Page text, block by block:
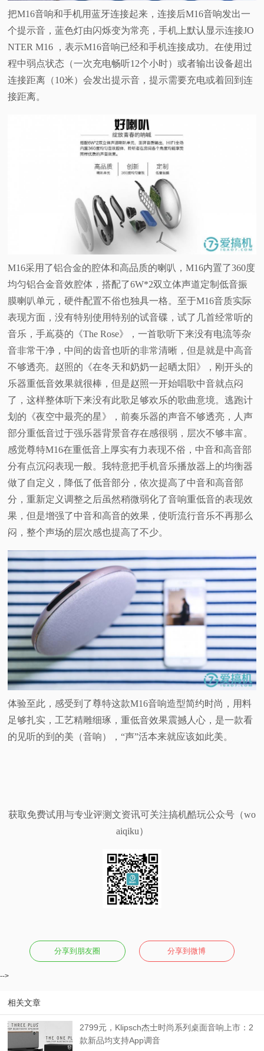
把M16音响和手机用蓝牙连接起来，连接后M16音响发出一
个提示音，蓝色灯由闪烁变为常亮，手机上默认显示连接JO
NTER M16 ，表示M16音响已经和手机连接成功。在使用过
程中弱点状态（一次充电畅听12个小时）或者输出设备超出
连接距离（10米）会发出提示音，提示需要充电或着回到连
接距离。
M16采用了铝合金的腔体和高品质的喇叭，M16内置了360度
均匀铝合金音效腔体，搭配了6W*2双立体声道定制低音振
膜喇叭单元，硬件配置不俗也独具一格。至于M16音质实际
表现方面，没有特别使用特别的试音碟，试了几首经常听的
音乐，手嶌葵的《The Rose》，一首歌听下来没有电流等杂
音非常干净，中间的齿音也听的非常清晰，但是就是中高音
不够透亮。赵照的《在冬天和奶奶一起晒太阳》，刚开头的
乐器重低音效果就很棒，但是赵照一开始唱歌中音就点闷
了，这样整体听下来没有此歌足够欢乐的歌曲意境。逃跑计
划的《夜空中最亮的星》，前奏乐器的声音不够透亮，人声
部分重低音过于强乐器背景音存在感很弱，层次不够丰富。
感觉尊特M16在重低音上厚实有力表现不俗，中音和高音部
分有点沉闷表现一般。我特意把手机音乐播放器上的均衡器
做了自定义，降低了低音部分，依次提高了中音和高音部
分，重新定义调整之后虽然稍微弱化了音响重低音的表现效
果，但是增强了中音和高音的效果，使听流行音乐不再那么
闷，整个声场的层次感也提高了不少。
体验至此，感受到了尊特这款M16音响造型简约时尚，用料
足够扎实，工艺精雕细琢，重低音效果震撼人心，是一款看
的见听的到的美（音响），“声”活本来就应该如此美。
获取免费试用与专业评测文资讯可关注搞机酷玩公众号（wo
aiqiku）
分享到朋友圈 分享到微博
-->
相关文章
2799元，Klipsch杰士时尚系列桌面音响上市：2
款新品均支持App调音